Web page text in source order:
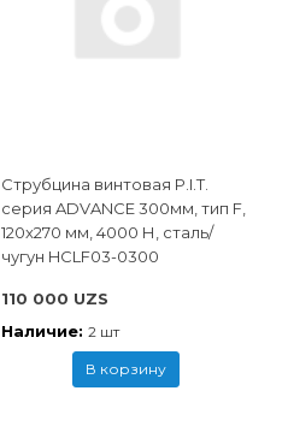
Струбцина винтовая P.I.T.
cерия ADVANCE 300мм, тип F,
120x270 мм, 4000 Н, сталь/
чугун HCLF03-0300
110 000 UZS
Наличие: 2 шт
В корзину